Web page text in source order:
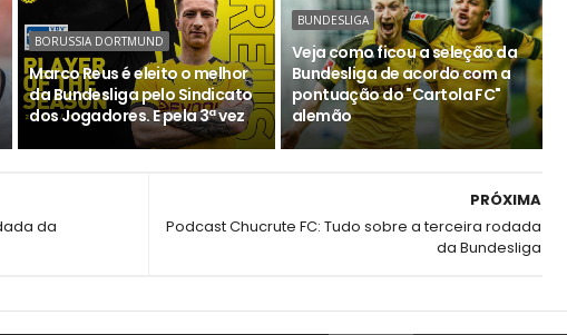
BORUSSIA DORTMUND
Marco Reus é eleito o melhor
da Bundesliga pelo Sindicato
dos Jogadores. E pela 3ª vez
BUNDESLIGA
Veja como ficou a seleção da
Bundesliga de acordo com a
pontuação do "Cartola FC"
alemão
PRÓXIMA
Podcast Chucrute FC: Tudo sobre a terceira rodada
da Bundesliga
da